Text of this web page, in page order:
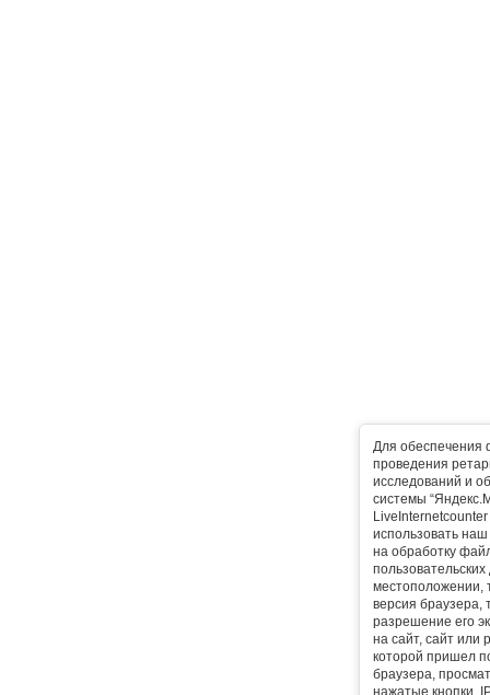
Для обеспечения
проведения
исследований и
системы
использовать
на обработку
местоположении,
версия браузера,
разрешение его
на сайт, сайт или
которой пришел
браузера,
нажатые кнопки,